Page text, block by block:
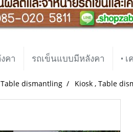
คา รถเข็นแบบมีหลังคา •
Table dismantling Kiosk , Table